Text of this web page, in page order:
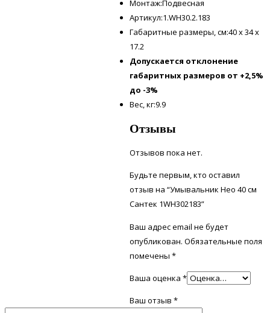
Монтаж:Подвесная
Артикул:1.WH30.2.183
Габаритные размеры, см:40 x 34 x
17.2
Допускается отклонение
габаритных размеров от +2,5%
до -3%
Вес, кг:9.9
Отзывы
Отзывов пока нет.
Будьте первым, кто оставил
отзыв на “Умывальник Нео 40 см
Сантек 1WH302183”
Ваш адрес email не будет
опубликован. Обязательные поля
помечены*
Ваша оценка*
Ваш отзыв*